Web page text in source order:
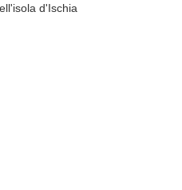
d'Ischia